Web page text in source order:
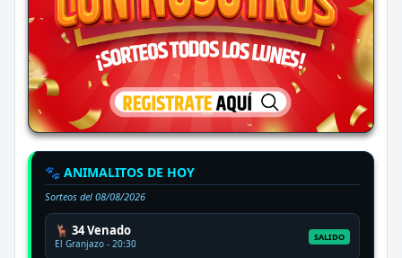
🐾 ANIMALITOS DE HOY
Sorteos del 08/08/2026
🦌 34 Venado
El Granjazo - 20:30
SALIDO